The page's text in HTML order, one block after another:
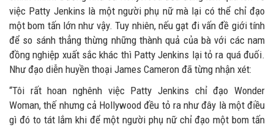
việc Patty Jenkins là một người phụ nữ mà lại có thể chỉ đạo
một bom tấn lớn như vậy. Tuy nhiên, nếu gạt đi vấn đề giới tính
để so sánh thẳng thừng những thành quả của bà với các nam
đồng nghiệp xuất sắc khác thì Patty Jenkins lại tỏ ra quá đuối.
Như đạo diễn huyền thoại James Cameron đã từng nhận xét:
“Tôi rất hoan nghênh việc Patty Jenkins chỉ đạo Wonder
Woman, thế nhưng cả Hollywood đều tỏ ra như đây là một điều
gì đó to tát lắm khi để một người phụ nữ chỉ đạo một bom tấn